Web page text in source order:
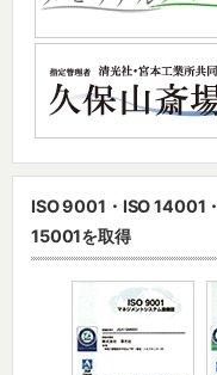
ISO 9001・ISO 14001・
15001を取得